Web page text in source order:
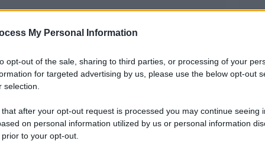
My Personal Information
opt-out of the sale, sharing to third parties, or processing of your
for targeted advertising by us, please use the below opt-out
selection.
that after your opt-out request is processed you may continue seeing
on personal information utilized by us or personal information
to your opt-out.
del patrimonio artistico. E’ un
urgenza in questi mesi di isolamento e di
la voce di chi per anni s’è confrontata con
affronta questi temi, dalla sua casa